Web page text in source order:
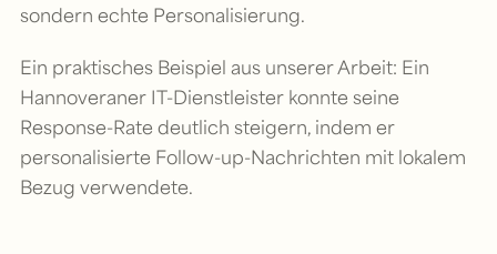
sondern echte Personalisierung.
Ein praktisches Beispiel aus unserer Arbeit: Ein
Hannoveraner IT-Dienstleister konnte seine
Response-Rate deutlich steigern, indem er
personalisierte Follow-up-Nachrichten mit lokalem
Bezug verwendete.